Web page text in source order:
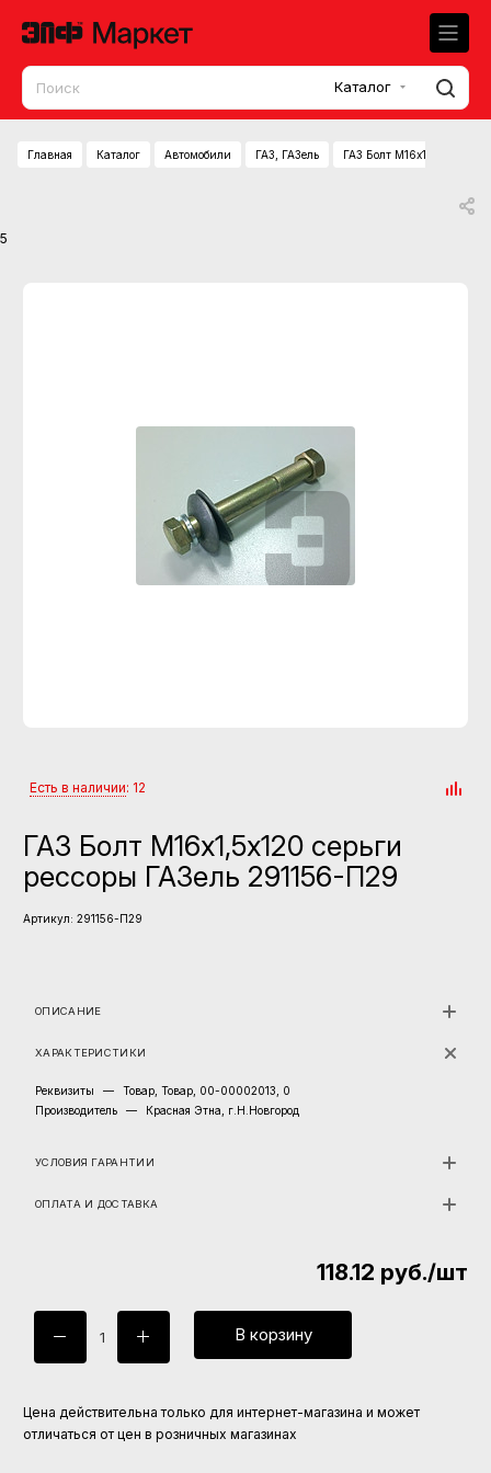
Каталог
Главная Каталог Автомобили ГАЗ, ГАЗель ГАЗ Болт М16х1,5х120
5
Есть в наличии: 12
ГАЗ Болт М16х1,5х120 серьги
рессоры ГАЗель 291156-П29
Артикул: 291156-П29
ОПИСАНИЕ
ХАРАКТЕРИСТИКИ
Реквизиты —
Товар, Товар, 00-00002013, 0
Производитель
— Красная Этна, г.Н.Новгород
УСЛОВИЯ ГАРАНТИИ
ОПЛАТА И ДОСТАВКА
118.12 руб./шт
В корзину
Цена действительна только для интернет-магазина и может
отличаться от цен в розничных магазинах